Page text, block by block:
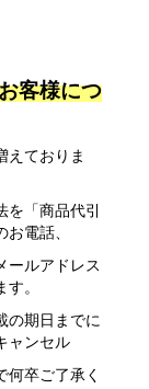
客様につ
えておりま
「商品代引
電話、
ールアドレス
。
の期日までに
ャンセル
何卒ご了承く